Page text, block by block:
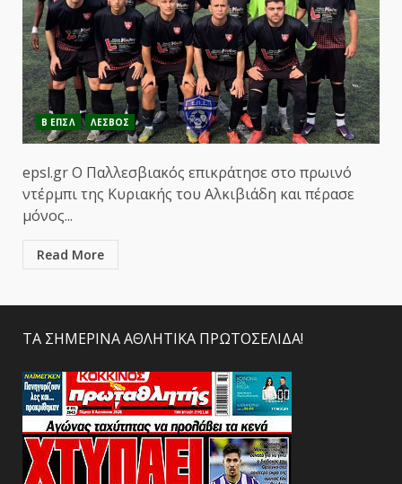
Β ΕΠΣΛ ΛΕΣΒΟΣ
epsl.gr Ο Παλλεσβιακός επικράτησε στο πρωινό
ντέρμπι της Κυριακής του Αλκιβιάδη και πέρασε
μόνος...
Read More
ΤΑ ΣΗΜΕΡΙΝΑ ΑΘΛΗΤΙΚΑ ΠΡΩΤΟΣΕΛΙΔΑ!